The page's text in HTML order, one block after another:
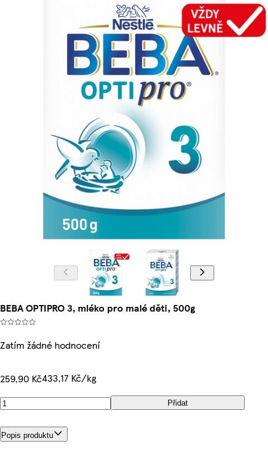
BEBA OPTIPRO 3, mléko pro malé děti, 500g
Zatím žádné hodnocení
259,90 Kč433,17 Kč/kg
Přidat
Popis produktu